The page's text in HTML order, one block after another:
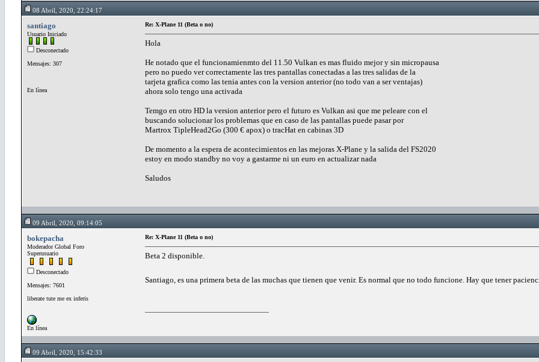
08 Abril, 2020, 22:24:17
santiago
Usuario Iniciado
Desconectado
Mensajes: 307
En línea
Re: X-Plane 11 (Beta o no)
Hola
He notado que el funcionamienmto del 11.50 Vulkan es mas fluido mejor y sin micropausa
pero no puedo ver correctamente las tres pantallas conectadas a las tres salidas de la
tarjeta grafica como las tenia antes con la version anterior (no todo van a ser ventajas)
ahora solo tengo una activada
Temgo en otro HD la version anterior pero el futuro es Vulkan asi que me peleare con el
buscando solucionar los problemas que en caso de las pantallas puede pasar por
Martrox TipleHead2Go (300 € apox) o tracHat en cabinas 3D
De momento a la espera de acontecimientos en las mejoras X-Plane y la salida del FS2020
estoy en modo standby no voy a gastarme ni un euro en actualizar nada
Saludos
09 Abril, 2020, 09:14:05
bokepacha
Moderador Global Foro
Superusuario
Desconectado
Mensajes: 7601
liberate tute me ex inferis
En línea
Re: X-Plane 11 (Beta o no)
Beta 2 disponible.
Santiago, es una primera beta de las muchas que tienen que venir. Es normal que no todo funcione. Hay que tener
09 Abril, 2020, 15:42:33